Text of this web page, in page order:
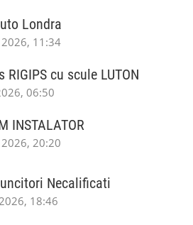
Londra
11:34
RIGIPS cu scule LUTON
06:50
INSTALATOR
20:20
Necalificati
18:46